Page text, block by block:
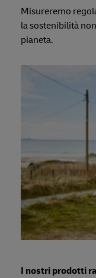
Misureremo
la sostenibilità
pianeta.
I nostri prodotti